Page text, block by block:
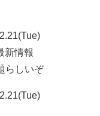
新情報
らしいぞ